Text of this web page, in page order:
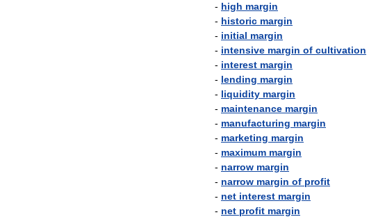
- high margin
- historic margin
- initial margin
- intensive margin of cultivation
- interest margin
- lending margin
- liquidity margin
- maintenance margin
- manufacturing margin
- marketing margin
- maximum margin
- narrow margin
- narrow margin of profit
- net interest margin
- net profit margin